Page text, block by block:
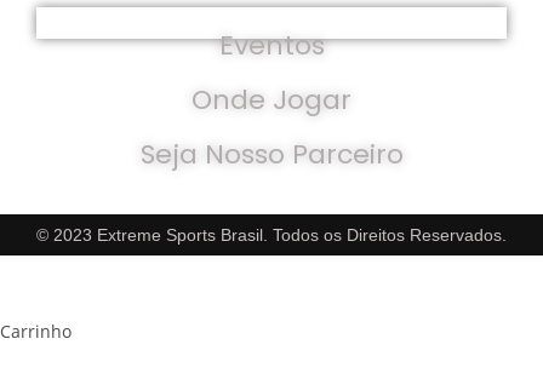
Eventos
Onde Jogar
Seja Nosso Parceiro
© 2023 Extreme Sports Brasil. Todos os Direitos Reservados.
Carrinho